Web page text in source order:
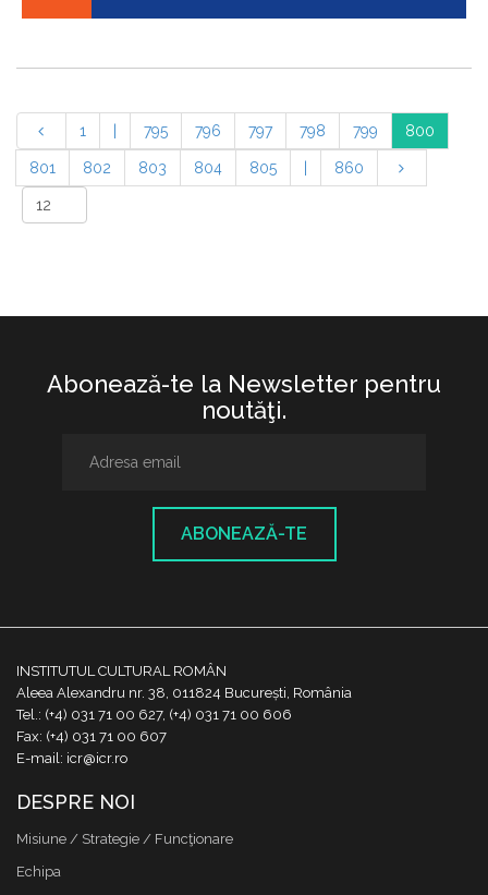
1 795 796 797 798 799 800
801 802 803 804 805 860
Abonează-te la Newsletter pentru
noutăţi.
ABONEAZĂ-TE
INSTITUTUL CULTURAL ROMÂN
Aleea Alexandru nr. 38, 011824 București, România
Tel.: (+4) 031 71 00 627, (+4) 031 71 00 606
Fax: (+4) 031 71 00 607
E-mail: icr@icr.ro
DESPRE NOI
Misiune / Strategie / Funcţionare
Echipa